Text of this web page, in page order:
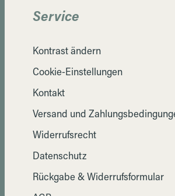
Service
Kontrast ändern
Cookie-Einstellungen
Kontakt
Versand und
Widerrufsrecht
Datenschutz
Rückgabe & Widerrufsformular